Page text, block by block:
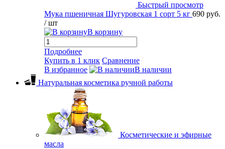
Быстрый просмотр
Мука пшеничная Шугуровская 1 сорт 5 кг 690 руб.
/ шт
В корзину
Подробнее
Купить в 1 клик Сравнение
В избранное
В наличии
Натуральная косметика ручной работы
Косметические и эфирные
масла